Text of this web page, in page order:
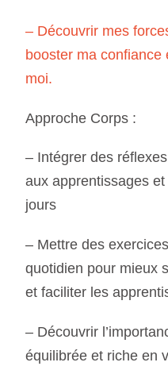
– Découvrir mes
booster ma confiance
moi.
Approche Corps :
– Intégrer des
aux apprentissages
jours
– Mettre des
quotidien pour mieux
et faciliter les
– Découvrir
équilibrée et riche en